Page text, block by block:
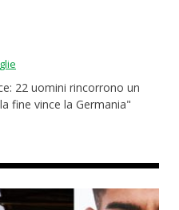
22 uomini rincorrono un
fine vince la Germania"